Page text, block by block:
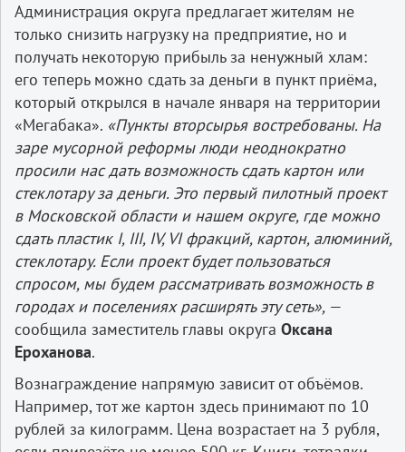
Администрация округа предлагает жителям не
только снизить нагрузку на предприятие, но и
получать некоторую прибыль за ненужный хлам:
его теперь можно сдать за деньги в пункт приёма,
который открылся в начале января на территории
«Мегабака». «Пункты вторсырья востребованы. На
заре мусорной реформы люди неоднократно
просили нас дать возможность сдать картон или
стеклотару за деньги. Это первый пилотный проект
в Московской области и нашем округе, где можно
сдать пластик I, III, IV, VI фракций, картон, алюминий,
стеклотару. Если проект будет пользоваться
спросом, мы будем рассматривать возможность в
городах и поселениях расширять эту сеть», —
сообщила заместитель главы округа Оксана
Ероханова.
Вознаграждение напрямую зависит от объёмов.
Например, тот же картон здесь принимают по 10
рублей за килограмм. Цена возрастает на 3 рубля,